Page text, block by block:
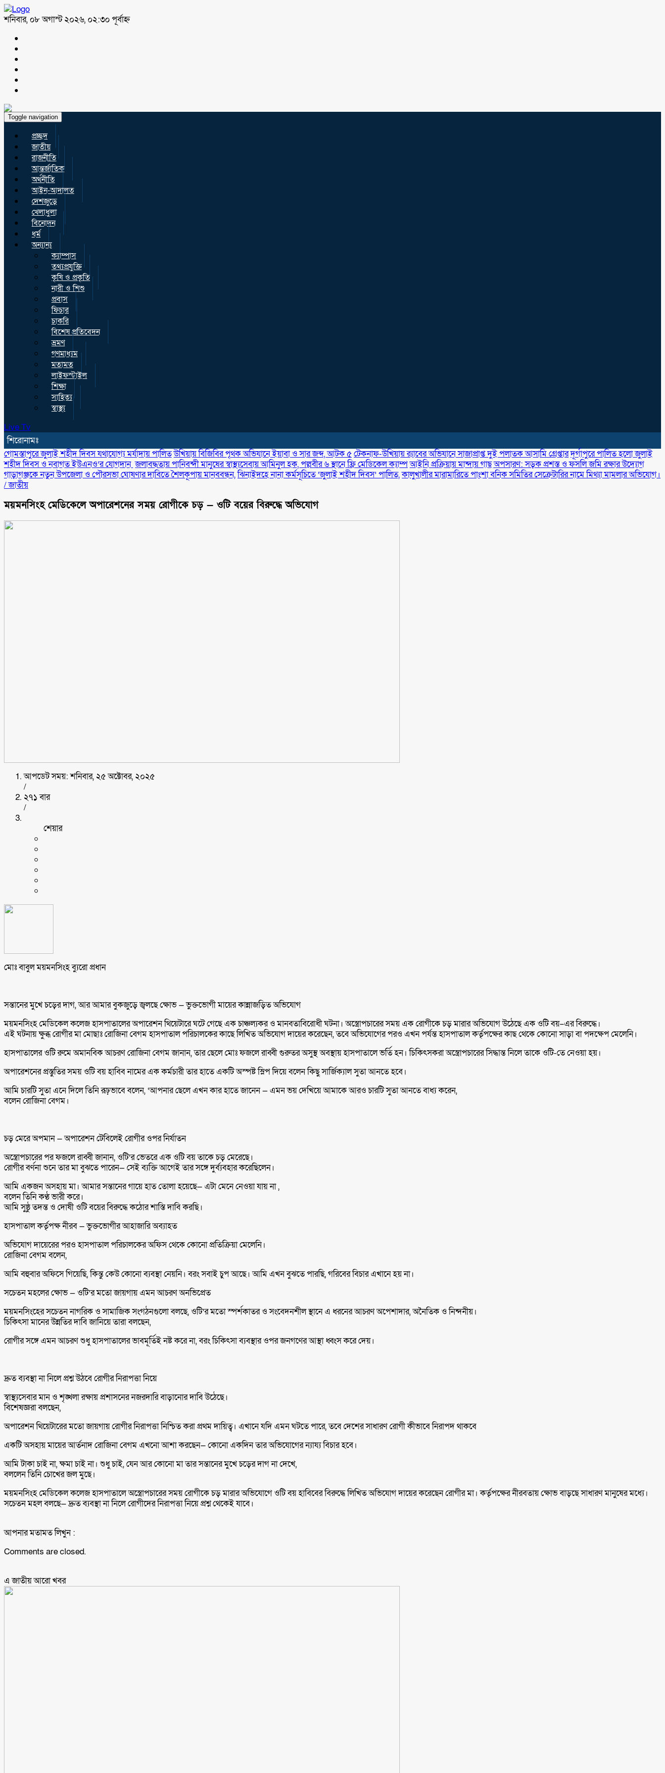
শনিবার, ০৮ অগাস্ট ২০২৬, ০২:৩০ পূর্বাহ্ন
Toggle navigation
প্রচ্ছদ
জাতীয়
রাজনীতি
আন্তর্জাতিক
অর্থনীতি
আইন-আদালত
দেশজুড়ে
খেলাধুলা
বিনোদন
ধর্ম
অন্যান্য
ক্যাম্পাস
তথ্যপ্রযুক্তি
কৃষি ও প্রকৃতি
নারী ও শিশু
প্রবাস
ফিচার
চাকরি
বিশেষ প্রতিবেদন
ভ্রমণ
গণমাধ্যম
মতামত
লাইফস্টাইল
শিক্ষা
সাহিত্য
স্বাস্থ্য
Live Tv
শিরোনামঃ
গোমস্তাপুরে জুলাই শহীদ দিবস যথাযোগ্য মর্যাদায় পালিতউখিয়ায় বিজিবির পৃথক অভিযানে ইয়াবা ও সার জব্দ, আটক ৫টেকনাফ-উখিয়ায় র‌্যাবের অভিযানে সাজাপ্রাপ্ত দুই পলাতক আসামি গ্রেপ্তার‎দূর্গাপুরে পালিত হলো জুলাই
শহীদ দিবস ও নবাগত ইউএনও’র যোগদান ‎ জলাবদ্ধতায় পানিবন্দী মানুষের স্বাস্থ্যসেবায় আমিনুল হক, পল্লবীর ৬ স্থানে ফ্রি মেডিকেল ক্যাম্পআইনি প্রক্রিয়ায় মান্দায় গাছ অপসারণ: সড়ক প্রশস্ত ও ফসলি জমি রক্ষার উদ্যোগ
গাড়াগঞ্জকে নতুন উপজেলা ও পৌরসভা ঘোষণার দাবিতে শৈলকূপায় মানববন্ধন,ঝিনাইদহে নানা কর্মসূচিতে ‘জুলাই শহীদ দিবস’ পালিত,কালুখালীর মারামারিতে পাংশা বনিক সমিতির সেক্রেটারির নামে মিথ্যা মামলার অভিযোগ।
/জাতীয়
ময়মনসিংহ মেডিকেলে অপারেশনের সময় রোগীকে চড় — ওটি বয়ের বিরুদ্ধে অভিযোগ
আপডেট সময়: শনিবার, ২৫ অক্টোবর, ২০২৫
/
২৭১ বার
/
শেয়ার
মোঃ বাবুল ময়মনসিংহ ব্যুরো প্রধান
সন্তানের মুখে চড়ের দাগ, আর আমার বুকজুড়ে জ্বলছে ক্ষোভ — ভুক্তভোগী মায়ের কান্নাজড়িত অভিযোগ
ময়মনসিংহ মেডিকেল কলেজ হাসপাতালের অপারেশন থিয়েটারে ঘটে গেছে এক চাঞ্চল্যকর ও মানবতাবিরোধী ঘটনা। অস্ত্রোপচারের সময় এক রোগীকে চড় মারার অভিযোগ উঠেছে এক ওটি বয়–এর বিরুদ্ধে।
এই ঘটনায় ক্ষুব্ধ রোগীর মা মোছাঃ রোজিনা বেগম হাসপাতাল পরিচালকের কাছে লিখিত অভিযোগ দায়ের করেছেন, তবে অভিযোগের পরও এখন পর্যন্ত হাসপাতাল কর্তৃপক্ষের কাছ থেকে কোনো সাড়া বা পদক্ষেপ মেলেনি।
হাসপাতালের ওটি রুমে অমানবিক আচরণ রোজিনা বেগম জানান, তার ছেলে মোঃ ফজলে রাব্বী গুরুতর অসুস্থ অবস্থায় হাসপাতালে ভর্তি হন। চিকিৎসকরা অস্ত্রোপচারের সিদ্ধান্ত নিলে তাকে ওটি-তে নেওয়া হয়।
অপারেশনের প্রস্তুতির সময় ওটি বয় হাবিব নামের এক কর্মচারী তার হাতে একটি অস্পষ্ট স্লিপ দিয়ে বলেন কিছু সার্জিক্যাল সুতা আনতে হবে।
আমি চারটি সুতা এনে দিলে তিনি রূঢ়ভাবে বলেন, ‘আপনার ছেলে এখন কার হাতে জানেন — এমন ভয় দেখিয়ে আমাকে আরও চারটি সুতা আনতে বাধ্য করেন,
বলেন রোজিনা বেগম।
চড় মেরে অপমান — অপারেশন টেবিলেই রোগীর ওপর নির্যাতন
অস্ত্রোপচারের পর ফজলে রাব্বী জানান, ওটি’র ভেতরে এক ওটি বয় তাকে চড় মেরেছে।
রোগীর বর্ণনা শুনে তার মা বুঝতে পারেন— সেই ব্যক্তি আগেই তার সঙ্গে দুর্ব্যবহার করেছিলেন।
আমি একজন অসহায় মা। আমার সন্তানের গায়ে হাত তোলা হয়েছে— এটা মেনে নেওয়া যায় না ,
বলেন তিনি কণ্ঠ ভারী করে।
আমি সুষ্ঠু তদন্ত ও দোষী ওটি বয়ের বিরুদ্ধে কঠোর শাস্তি দাবি করছি।
হাসপাতাল কর্তৃপক্ষ নীরব — ভুক্তভোগীর আহাজারি অব্যাহত
অভিযোগ দায়েরের পরও হাসপাতাল পরিচালকের অফিস থেকে কোনো প্রতিক্রিয়া মেলেনি।
রোজিনা বেগম বলেন,
আমি বহুবার অফিসে গিয়েছি, কিন্তু কেউ কোনো ব্যবস্থা নেয়নি। বরং সবাই চুপ আছে। আমি এখন বুঝতে পারছি, গরিবের বিচার এখানে হয় না।
সচেতন মহলের ক্ষোভ — ওটি’র মতো জায়গায় এমন আচরণ অনভিপ্রেত
ময়মনসিংহের সচেতন নাগরিক ও সামাজিক সংগঠনগুলো বলছে, ওটি’র মতো স্পর্শকাতর ও সংবেদনশীল স্থানে এ ধরনের আচরণ অপেশাদার, অনৈতিক ও নিন্দনীয়।
চিকিৎসা মানের উন্নতির দাবি জানিয়ে তারা বলছেন,
রোগীর সঙ্গে এমন আচরণ শুধু হাসপাতালের ভাবমূর্তিই নষ্ট করে না, বরং চিকিৎসা ব্যবস্থার ওপর জনগণের আস্থা ধ্বংস করে দেয়।
দ্রুত ব্যবস্থা না নিলে প্রশ্ন উঠবে রোগীর নিরাপত্তা নিয়ে
স্বাস্থ্যসেবার মান ও শৃঙ্খলা রক্ষায় প্রশাসনের নজরদারি বাড়ানোর দাবি উঠেছে।
বিশেষজ্ঞরা বলছেন,
অপারেশন থিয়েটারের মতো জায়গায় রোগীর নিরাপত্তা নিশ্চিত করা প্রথম দায়িত্ব। এখানে যদি এমন ঘটতে পারে, তবে দেশের সাধারণ রোগী কীভাবে নিরাপদ থাকবে
একটি অসহায় মায়ের আর্তনাদ রোজিনা বেগম এখনো আশা করছেন— কোনো একদিন তার অভিযোগের ন্যায্য বিচার হবে।
আমি টাকা চাই না, ক্ষমা চাই না। শুধু চাই, যেন আর কোনো মা তার সন্তানের মুখে চড়ের দাগ না দেখে,
বললেন তিনি চোখের জল মুছে।
ময়মনসিংহ মেডিকেল কলেজ হাসপাতালে অস্ত্রোপচারের সময় রোগীকে চড় মারার অভিযোগে ওটি বয় হাবিবের বিরুদ্ধে লিখিত অভিযোগ দায়ের করেছেন রোগীর মা। কর্তৃপক্ষের নীরবতায় ক্ষোভ বাড়ছে সাধারণ মানুষের মধ্যে।
সচেতন মহল বলছে— দ্রুত ব্যবস্থা না নিলে রোগীদের নিরাপত্তা নিয়ে প্রশ্ন থেকেই যাবে।
আপনার মতামত লিখুন :
Comments are closed.
এ জাতীয় আরো ‍খবর